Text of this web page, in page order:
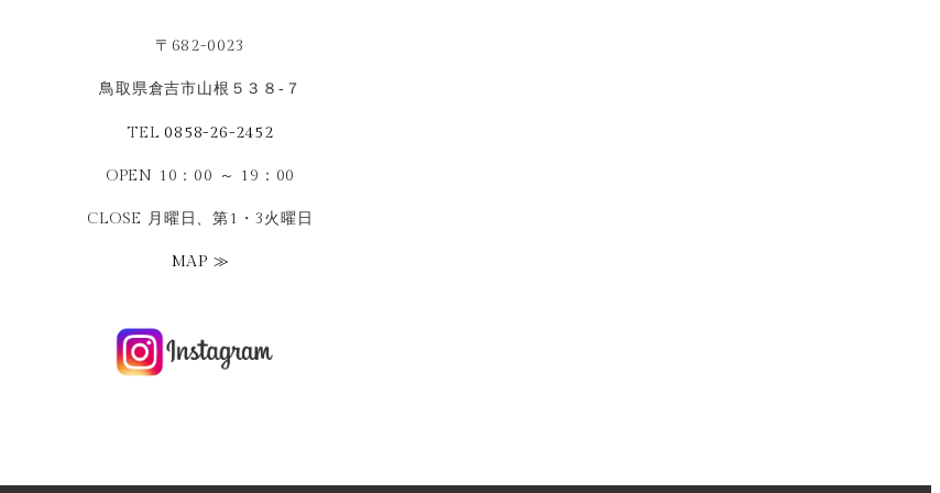
〒682-0023
鳥取県倉吉市山根５３８‐７
TEL0858-26-2452
OPEN 10：00 ～ 19：00
CLOSE 月曜日、第1・3火曜日
MAP ≫